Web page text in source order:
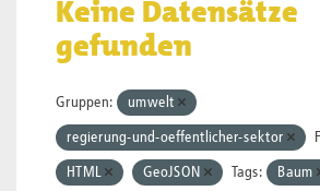
Keine Datensätze
gefunden
Gruppen: umwelt
regierung-und-oeffentlicher-sektor
HTML GeoJSON Tags: Baum